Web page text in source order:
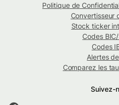
Politique de
Convertisseur
Stock ticker
Codes
Codes
Alertes
Comparez les
Suivez-